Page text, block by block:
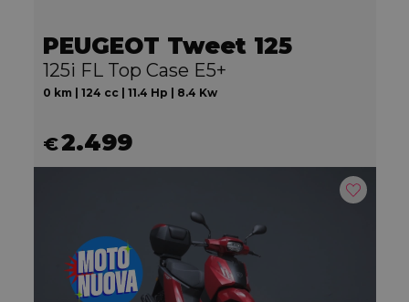
PEUGEOT Tweet 125
125i FL Top Case E5+
0 km | 124 cc | 11.4 Hp | 8.4 Kw
€2.499